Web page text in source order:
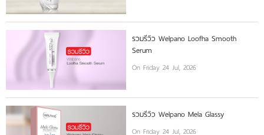
รวมรีวิว Welpano Loofha Smooth
Serum
On Friday 24 Jul, 2026
รวมรีวิว Welpano Mela Glassy
On Friday 24 Jul, 2026